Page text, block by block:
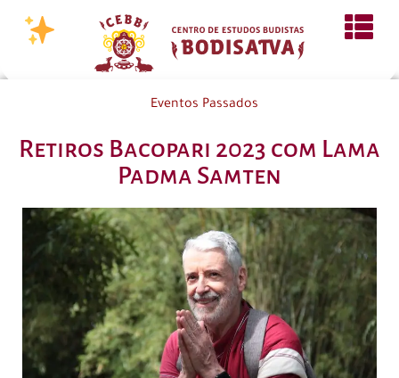
Eventos Passados
Retiros Bacopari 2023 com Lama
Padma Samten